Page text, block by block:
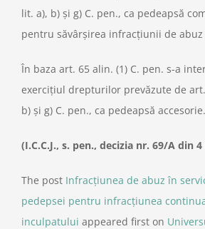
lit. a), b) şi g) C. pen., ca pedeapsă
pentru săvârşirea infracţiunii de
În baza art. 65 alin. (1) C. pen. s-a
exerciţiul drepturilor prevăzute de
b) şi g) C. pen., ca pedeapsă accesorie.
(I.C.C.J., s. pen., decizia nr. 69/A din
The post Infracţiunea de abuz în
pedepsei pentru infracţiunea
inculpatului appeared first on